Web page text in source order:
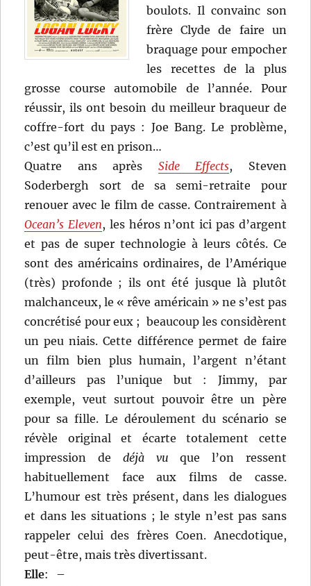
boulots. Il convainc son
frère Clyde de faire un
braquage pour empocher
les recettes de la plus
grosse course automobile de l’année. Pour
réussir, ils ont besoin du meilleur braqueur de
coffre-fort du pays : Joe Bang. Le problème,
c’est qu’il est en prison…
Quatre ans après Side Effects, Steven
Soderbergh sort de sa semi-retraite pour
renouer avec le film de casse. Contrairement à
Ocean’s Eleven, les héros n’ont ici pas d’argent
et pas de super technologie à leurs côtés. Ce
sont des américains ordinaires, de l’Amérique
(très) profonde ; ils ont été jusque là plutôt
malchanceux, le « rêve américain » ne s’est pas
concrétisé pour eux ; beaucoup les considèrent
un peu niais. Cette différence permet de faire
un film bien plus humain, l’argent n’étant
d’ailleurs pas l’unique but : Jimmy, par
exemple, veut surtout pouvoir être un père
pour sa fille. Le déroulement du scénario se
révèle original et écarte totalement cette
impression de déjà vu que l’on ressent
habituellement face aux films de casse.
L’humour est très présent, dans les dialogues
et dans les situations ; le style n’est pas sans
rappeler celui des frères Coen. Anecdotique,
peut-être, mais très divertissant.
Elle:
–